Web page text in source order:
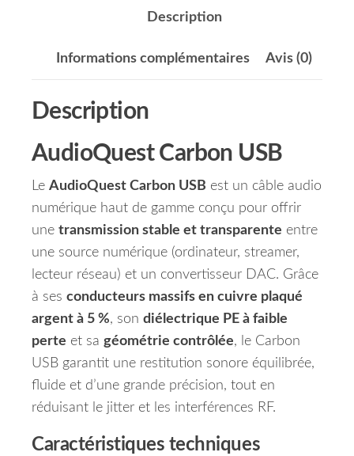
Description
Informations complémentaires Avis (0)
Description
AudioQuest Carbon USB
Le AudioQuest Carbon USB est un câble audio
numérique haut de gamme conçu pour offrir
une transmission stable et transparente entre
une source numérique (ordinateur, streamer,
lecteur réseau) et un convertisseur DAC. Grâce
à ses conducteurs massifs en cuivre plaqué
argent à 5 %, son diélectrique PE à faible
perte et sa géométrie contrôlée, le Carbon
USB garantit une restitution sonore équilibrée,
fluide et d’une grande précision, tout en
réduisant le jitter et les interférences RF.
Caractéristiques techniques